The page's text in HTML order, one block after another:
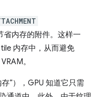
省内存的附件。这样一
内存中，从而避免
。
”），GPU 知道它只需